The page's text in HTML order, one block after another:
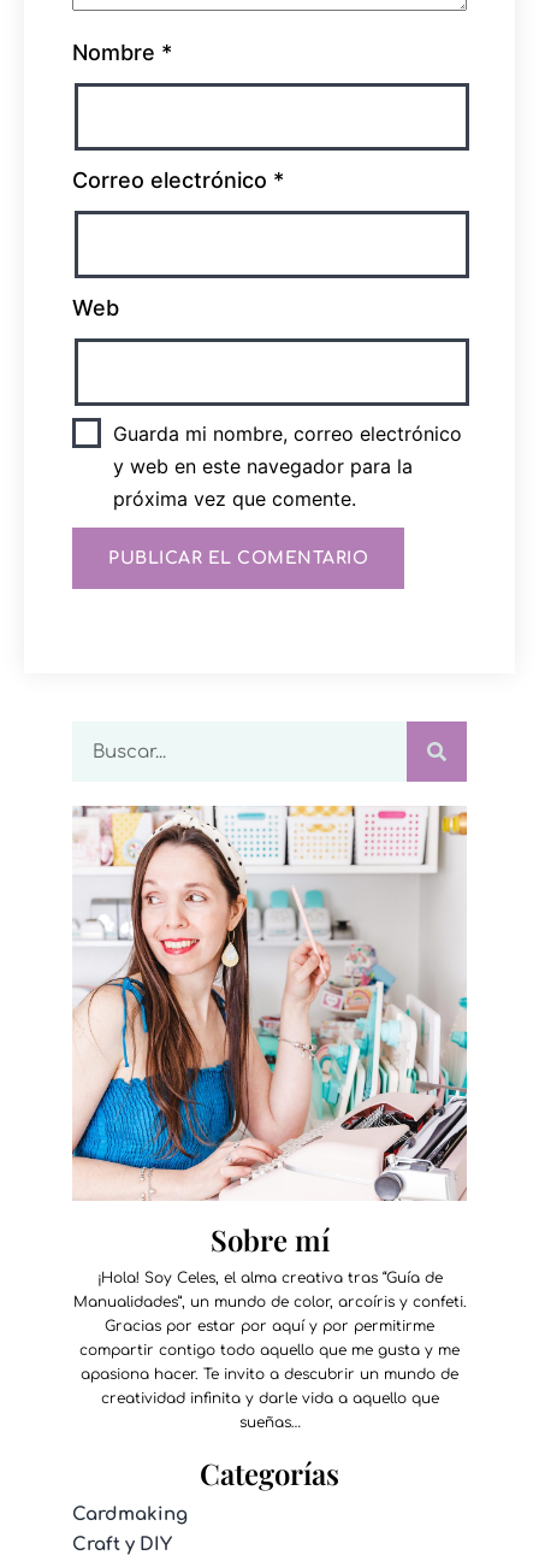
Nombre *
Correo electrónico *
Web
Guarda mi nombre, correo electrónico
y web en este navegador para la
próxima vez que comente.
Sobre mí
¡Hola! Soy Celes, el alma creativa tras “Guía de
Manualidades”, un mundo de color, arcoíris y confeti.
Gracias por estar por aquí y por permitirme
compartir contigo todo aquello que me gusta y me
apasiona hacer. Te invito a descubrir un mundo de
creatividad infinita y darle vida a aquello que
sueñas…
Categorías
Cardmaking
Craft y DIY